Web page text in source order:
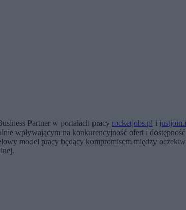
Partner w portalach pracy rocketjobs.pl i
wpływającym na konkurencyjność ofert i
model pracy będący kompromisem między